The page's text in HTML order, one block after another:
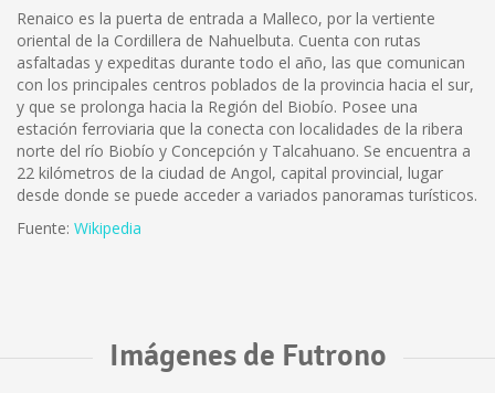
Renaico es la puerta de entrada a Malleco, por la vertiente
oriental de la Cordillera de Nahuelbuta. Cuenta con rutas
asfaltadas y expeditas durante todo el año, las que comunican
con los principales centros poblados de la provincia hacia el sur,
y que se prolonga hacia la Región del Biobío. Posee una
estación ferroviaria que la conecta con localidades de la ribera
norte del río Biobío y Concepción y Talcahuano. Se encuentra a
22 kilómetros de la ciudad de Angol, capital provincial, lugar
desde donde se puede acceder a variados panoramas turísticos.
Fuente: Wikipedia
Imágenes de Futrono